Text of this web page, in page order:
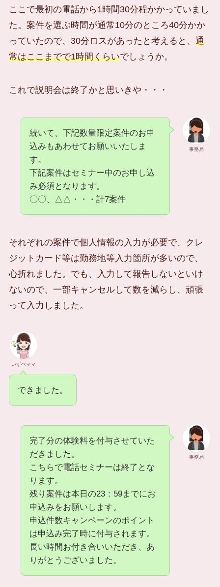
ここで最初の電話から1時間30分程かかっていまし
た。案件を選ぶ時間が通常10分のところ40分かか
っていたので、30分ロスがあったと考えると、 通
常はここまでで1時間くらいでしょうか。
これで説明会は終了かと思いきや・・・
事務局
続いて、下記数量限定案件のお申
込みもあわせてお願いいたしま
す。
下記案件はセミナー中のお申し込
み必須となります。
〇〇、△△・・・計7案件
それぞれの案件で個人情報の入力が必要で、クレ
ジットカード等は勤務地等入力箇所が多いので、
心折れました。でも、入力して報告しないといけ
ないので、一部キャンセルして数を減らし、頑張
って入力しました。
いずべママ
できました。
事務局
完了分の体験料を付与させていた
だきました。
こちらで電話セミナーは終了とな
ります。
残り案件は本日の23：59までにお
申込みをお願いします。
申込件数キャンペーンのポイント
は申込み完了時に付与されます。
長い時間お付き合いいただき、あ
りがとうございました。